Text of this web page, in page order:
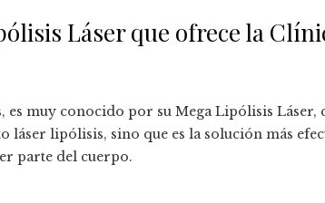
Láser que ofrece la
muy conocido por su Mega Lipólisis Láser,
láser lipólisis, sino que es la solución más
parte del cuerpo.